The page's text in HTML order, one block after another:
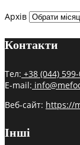
Архів
Контакти
Тел: +38 (044)
E-mail:
Веб-сайт: https://
Інші